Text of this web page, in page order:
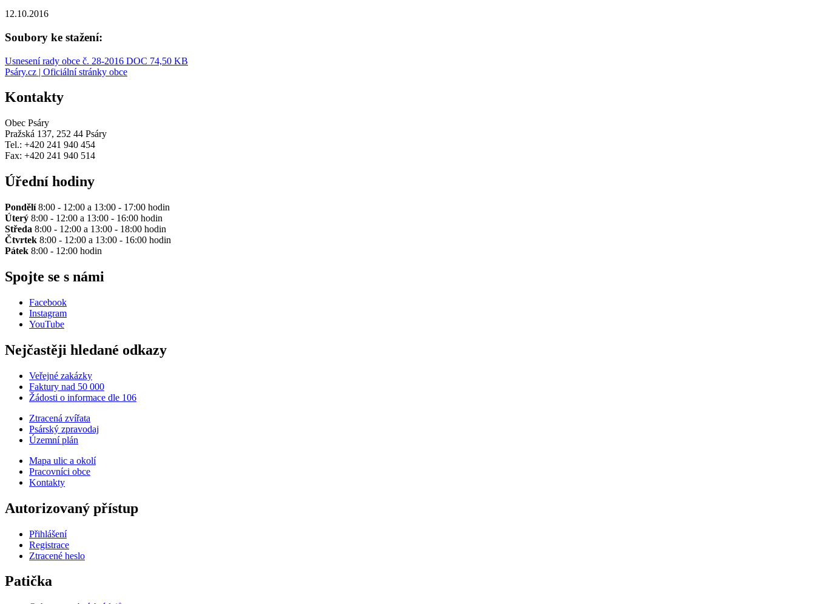
12.10.2016
Soubory ke stažení:
Usnesení rady obce č. 28-2016 DOC 74,50 KB
Psáry.cz | Oficiální stránky obce
Kontakty
Obec Psáry
Pražská 137, 252 44 Psáry
Tel.: +420 241 940 454
Fax: +420 241 940 514
Úřední hodiny
Pondělí8:00 - 12:00 a 13:00 - 17:00 hodin
Úterý 8:00 - 12:00 a 13:00 - 16:00 hodin
Středa 8:00 - 12:00 a 13:00 - 18:00 hodin
Čtvrtek 8:00 - 12:00 a 13:00 - 16:00 hodin
Pátek 8:00 - 12:00 hodin
Spojte se s námi
Facebook
Instagram
YouTube
Nejčastěji hledané odkazy
Veřejné zakázky
Faktury nad 50 000
Žádosti o informace dle 106
Ztracená zvířata
Psárský zpravodaj
Územní plán
Mapa ulic a okolí
Pracovníci obce
Kontakty
Autorizovaný přístup
Přihlášení
Registrace
Ztracené heslo
Patička